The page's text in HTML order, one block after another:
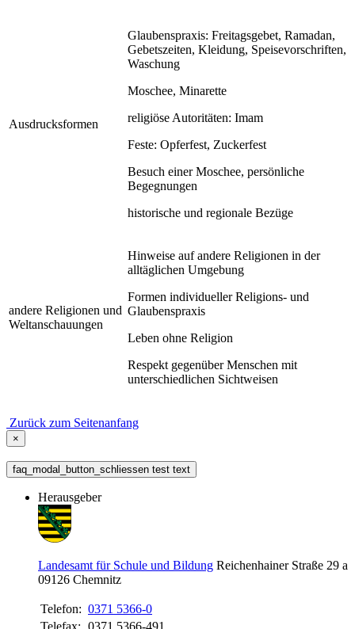
Ausdrucksformen
Glaubenspraxis: Freitagsgebet, Ramadan,
Gebetszeiten, Kleidung, Speisevorschriften,
Waschung
Moschee, Minarette
religiöse Autoritäten: Imam
Feste: Opferfest, Zuckerfest
Besuch einer Moschee, persönliche
Begegnungen
historische und regionale Bezüge
andere Religionen und
Weltanschauungen
Hinweise auf andere Religionen in der
alltäglichen Umgebung
Formen individueller Religions- und
Glaubenspraxis
Leben ohne Religion
Respekt gegenüber Menschen mit
unterschiedlichen Sichtweisen
Zurück zum Seitenanfang
×
faq_modal_button_schliessen test text
Herausgeber
Landesamt für Schule und Bildung Reichenhainer Straße 29 a
09126 Chemnitz
Telefon: 0371 5366-0
Telefax: 0371 5366-491